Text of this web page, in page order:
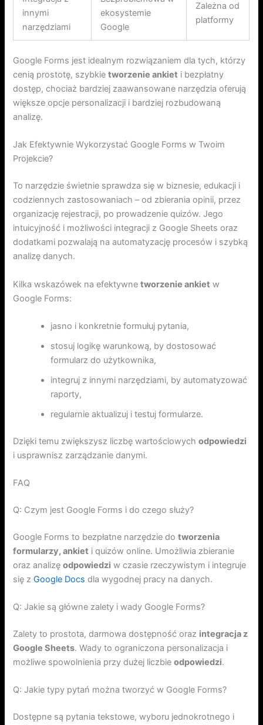
innymi
narzędziami
ekosystemie
Google
Zależna od
platformy
Google Forms jest idealnym rozwiązaniem dla tych, którzy
cenią prostotę, szybkietworzenie ankiet i bezpłatny
dostęp, chociaż bardziej zaawansowane narzędzia oferują
większe opcje personalizacji i bardziej rozbudowaną
analizę.
Jak Efektywnie Wykorzystać Google Forms w Twoim
Projekcie?
To narzędzie świetnie sprawdza się w biznesie, edukacji i
codziennych zastosowaniach – od zbierania opinii, przez
organizację rejestracji, po prowadzenie quizów. Jego
intuicyjność i możliwości integracji z Google Sheets oraz
dodatkami pozwalają na automatyzację procesów i szybką
analizę danych.
Kilka wskazówek na efektywnetworzenie ankiet w
Google Forms:
jasno i konkretnie formułuj pytania,
stosuj logikę warunkową, by dostosować
formularz do użytkownika,
integruj z innymi narzędziami, by automatyzować
raporty,
regularnie aktualizuj i testuj formularze.
Dzięki temu zwiększysz liczbę wartościowychodpowiedzi
i usprawnisz zarządzanie danymi.
FAQ
Q: Czym jest Google Forms i do czego służy?
Google Forms to bezpłatne narzędzie dotworzenia
formularzy, ankiet i quizów online. Umożliwia zbieranie
oraz analizęodpowiedzi w czasie rzeczywistym i integruje
się zGoogle Docs dla wygodnej pracy na danych.
Q: Jakie są główne zalety i wady Google Forms?
Zalety to prostota, darmowa dostępność oraz integracja z
Google Sheets. Wady to ograniczona personalizacja i
możliwe spowolnienia przy dużej liczbieodpowiedzi.
Q: Jakie typy pytań można tworzyć w Google Forms?
Dostępne są pytania tekstowe, wyboru jednokrotnego i